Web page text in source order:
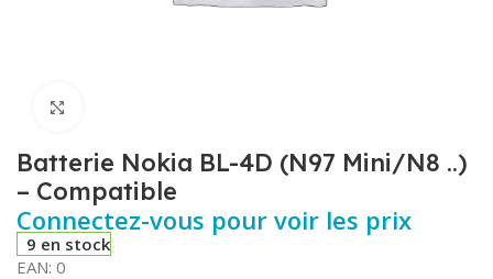
Batterie Nokia BL-4D (N97 Mini/N8 ..)
– Compatible
Connectez-vous pour voir les prix
9 en stock
EAN: 0